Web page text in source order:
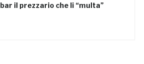
bar il prezzario che li “multa”